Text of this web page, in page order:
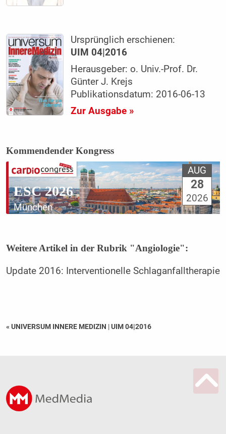
Ursprünglich erschienen:
UIM 04|2016
Herausgeber: o. Univ.-Prof. Dr.
Günter J. Krejs
Publikationsdatum: 2016-06-13
Zur Ausgabe »
Kommendender Kongress
ESC 2026
München
AUG
28
2026
Weitere Artikel in der Rubrik "Angiologie":
Update 2016: Interventionelle Schlaganfalltherapie
« UNIVERSUM INNERE MEDIZIN |UIM 04|2016